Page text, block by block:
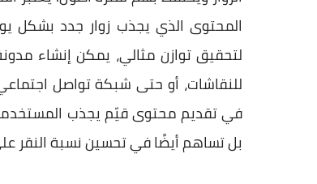
المحتوى الذي يجذب زوار جدد بشكل
لتحقيق توازن مثالي، يمكن إنشاء
للنقاشات، أو حتى شبكة تواصل
في تقديم محتوى قيّم يجذب
بل تساهم أيضًا في تحسين نسبة النقر